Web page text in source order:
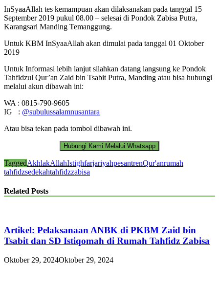
InSyaaAllah tes kemampuan akan dilaksanakan pada tanggal 15
September 2019 pukul 08.00 – selesai di Pondok Zabisa Putra,
Karangsari Manding Temanggung.
Untuk KBM InSyaaAllah akan dimulai pada tanggal 01 Oktober
2019
Untuk Informasi lebih lanjut silahkan datang langsung ke Pondok
Tahfidzul Qur’an Zaid bin Tsabit Putra, Manding atau bisa hubungi
melalui akun dibawah ini:
WA : 0815-790-9605
IG : @subulussalamnusantara
Atau bisa tekan pada tombol dibawah ini.
TaggedAkhlakAllahIstighfarjariyahpesantrenQur'anrumah
tahfidzsedekahtahfidzzabisa
Related Posts
Artikel: Pelaksanaan ANBK di PKBM Zaid bin
Tsabit dan SD Istiqomah di Rumah Tahfidz Zabisa
Oktober 29, 2024Oktober 29, 2024